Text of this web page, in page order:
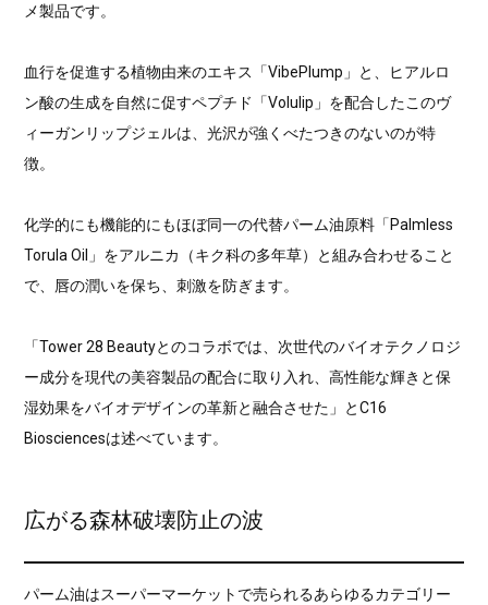
メ製品です。
血行を促進する植物由来のエキス「VibePlump」と、ヒアルロ
ン酸の生成を自然に促すペプチド「Volulip」を配合したこのヴ
ィーガンリップジェルは、光沢が強くべたつきのないのが特
徴。
化学的にも機能的にもほぼ同一の代替パーム油原料「Palmless
Torula Oil」をアルニカ（キク科の多年草）と組み合わせること
で、唇の潤いを保ち、刺激を防ぎます。
「Tower 28 Beautyとのコラボでは、次世代のバイオテクノロジ
ー成分を現代の美容製品の配合に取り入れ、高性能な輝きと保
湿効果をバイオデザインの革新と融合させた」とC16
Biosciencesは述べています。
広がる森林破壊防止の波
パーム油はスーパーマーケットで売られるあらゆるカテゴリー